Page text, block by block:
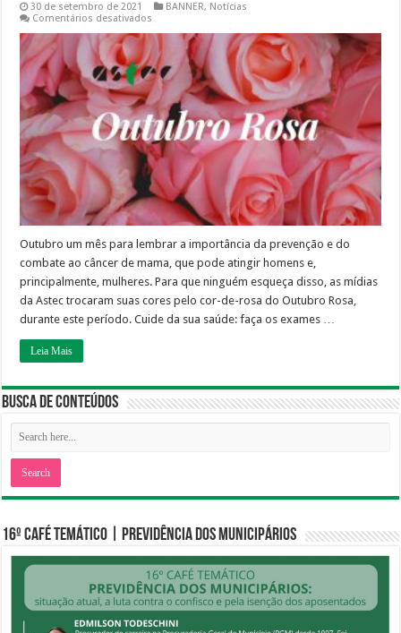
30 de setembro de 2021 BANNER, Notícias
Comentários desativados
se
lute
para
que
todos
tenham
acesso
a
um
diagnóstico
seguro!
Outubro um mês para lembrar a importância da prevenção e do
combate ao câncer de mama, que pode atingir homens e,
principalmente, mulheres. Para que ninguém esqueça disso, as mídias
da Astec trocaram suas cores pelo cor-de-rosa do Outubro Rosa,
durante este período. Cuide da sua saúde: faça os exames …
Leia Mais
Busca de Conteúdos
16º CAFÉ TEMÁTICO | PREVIDÊNCIA DOS MUNICIPÁRIOS